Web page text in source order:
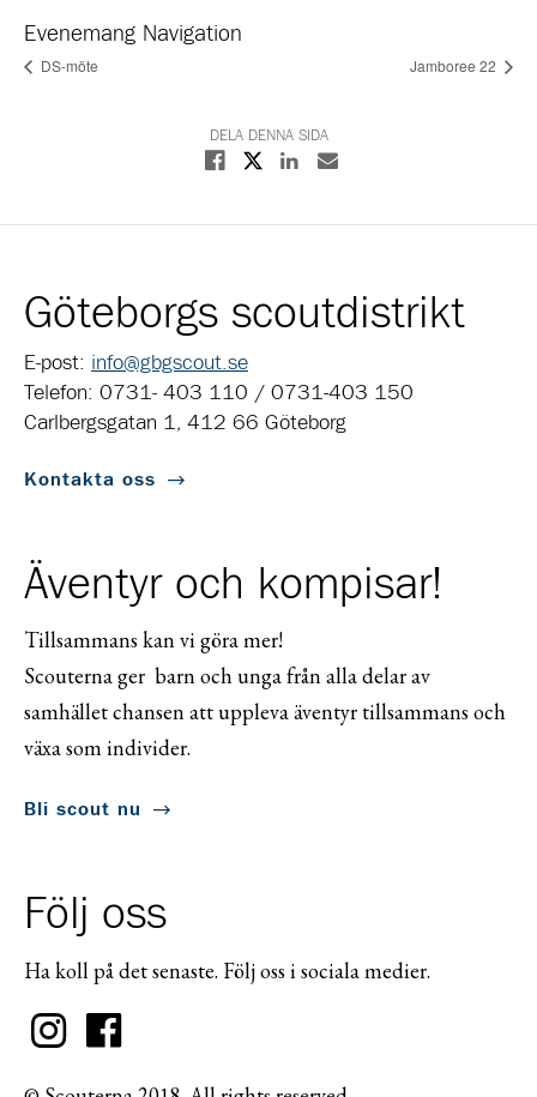
Evenemang Navigation
DS-möte Jamboree 22
DELA DENNA SIDA
Dela på Facebook
Dela på XDela på Linkedin
Dela med E-post
Göteborgs scoutdistrikt
E-post: info@gbgscout.se
Telefon: 0731- 403 110 / 0731-403 150
Carlbergsgatan 1, 412 66 Göteborg
Kontakta oss
Äventyr och kompisar!
Tillsammans kan vi göra mer!
Scouterna ger barn och unga från alla delar av
samhället chansen att uppleva äventyr tillsammans och
växa som individer.
Bli scout nu
Följ oss
Ha koll på det senaste. Följ oss i sociala medier.